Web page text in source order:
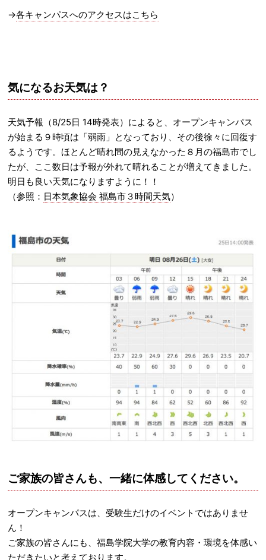
→各キャンパスへのアクセスはこちら
気になるお天気は？
天気予報（8/25日 14時発表）によると、オープンキャンパス
が始まる９時頃は「弱雨」となっており、その後徐々に回復す
るようです。ほとんど晴れ間の見えなかった８月の福島市でし
たが、ここ数日は予報が外れて晴れることが増えてきました。
明日も良い天気になりますように！！
（参照： 日本気象協会 福島市３時間天気）
ご家族の皆さんも、一緒に体感してください。
オープンキャンパスは、受験生だけのイベントではありませ
ん！
ご家族の皆さんにも、福島学院大学の教育内容・環境を体感い
ただきたいと考えております。